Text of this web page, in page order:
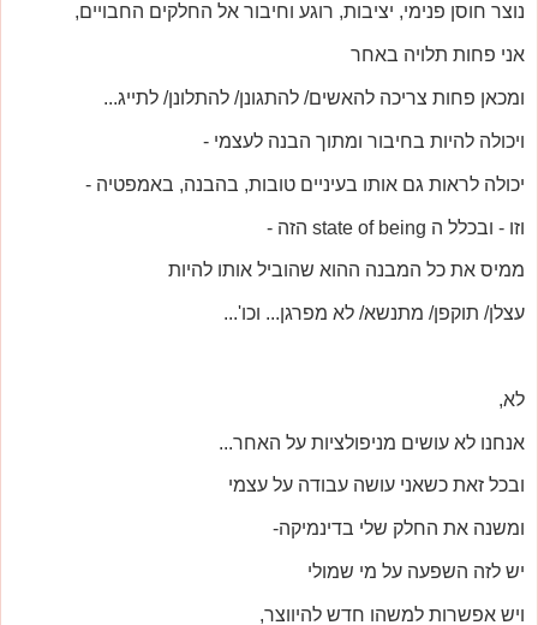
נוצר חוסן פנימי, יציבות, רוגע וחיבור אל החלקים החבויים,
אני פחות תלויה באחר
ומכאן פחות צריכה להאשים/ להתגונן/ להתלונן/ לתייג...
ויכולה להיות בחיבור ומתוך הבנה לעצמי -
יכולה לראות גם אותו בעיניים טובות, בהבנה, באמפטיה -
וזו - ובכלל ה state of being הזה -
ממיס את כל המבנה ההוא שהוביל אותו להיות
עצלן/ תוקפן/ מתנשא/ לא מפרגן... וכו'...
לא,
אנחנו לא עושים מניפולציות על האחר...
ובכל זאת כשאני עושה עבודה על עצמי
ומשנה את החלק שלי בדינמיקה-
יש לזה השפעה על מי שמולי
ויש אפשרות למשהו חדש להיווצר,